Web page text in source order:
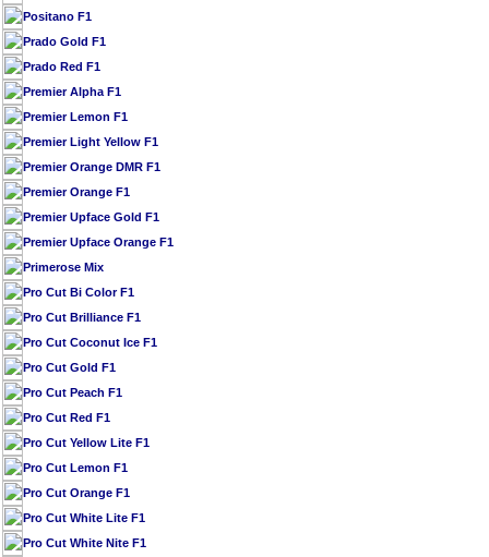
Positano F1
Prado Gold F1
Prado Red F1
Premier Alpha F1
Premier Lemon F1
Premier Light Yellow F1
Premier Orange DMR F1
Premier Orange F1
Premier Upface Gold F1
Premier Upface Orange F1
Primerose Mix
Pro Cut Bi Color F1
Pro Cut Brilliance F1
Pro Cut Coconut Ice F1
Pro Cut Gold F1
Pro Cut Peach F1
Pro Cut Red F1
Pro Cut Yellow Lite F1
Pro Cut Lemon F1
Pro Cut Orange F1
Pro Cut White Lite F1
Pro Cut White Nite F1